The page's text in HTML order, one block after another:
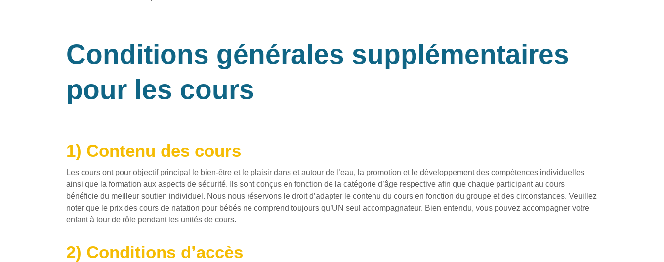
Conditions générales supplémentaires
pour les cours
1) Contenu des cours
Les cours ont pour objectif principal le bien-être et le plaisir dans et autour de l’eau, la promotion et le développement des compétences individuelles
ainsi que la formation aux aspects de sécurité. Ils sont conçus en fonction de la catégorie d’âge respective afin que chaque participant au cours
bénéficie du meilleur soutien individuel. Nous nous réservons le droit d’adapter le contenu du cours en fonction du groupe et des circonstances. Veuillez
noter que le prix des cours de natation pour bébés ne comprend toujours qu’UN seul accompagnateur. Bien entendu, vous pouvez accompagner votre
enfant à tour de rôle pendant les unités de cours.
2) Conditions d’accès